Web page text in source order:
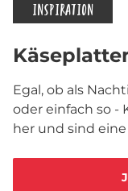
INSPIRATION
Egal, ob als
oder einfach so -
her und sind